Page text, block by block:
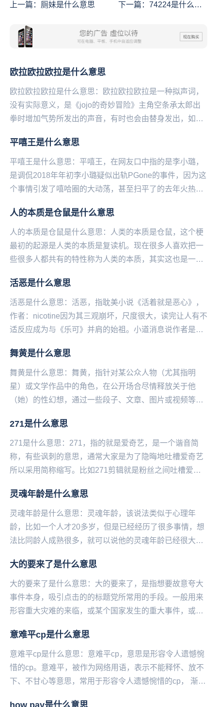
上一篇： 厕妹是什么意思 下一篇：74224是什么意
欧拉欧拉欧拉是什么意思
欧拉欧拉欧拉是什么意思：欧拉欧拉欧拉是一种拟声词，
没有实际意义，是《jojo的奇妙冒险》主角空条承太郎出
拳时增加气势所发出的声音，有时也会由替身发出，如白
平嘻王是什么意思
平嘻王是什么意思：平嘻王，在网友口中指的是李小璐，
是调侃2018年年初李小璐疑似出轨PGone的事件，因为这
个事情引发了嘻哈圈的大动荡，甚至扫平了的去年火热的
人的本质是仓鼠是什么意思
人的本质是仓鼠是什么意思：人类的本质是仓鼠，这个梗
最初的起源是人类的本质是复读机。现在很多人喜欢把一
些很多人都共有的特性称为人类的本质，其实这也是一种
活恶是什么意思
活恶是什么意思：活恶，指耽美小说《活着就是恶心》，
作者：nicotine因为其三观崩坏‌‌‌‌‌‌‌‌‌‌，尺度很大，读完让人有不
适反应成为与《乐可》并肩的始祖。小道消息说作者是名
舞黄是什么意思
舞黄是什么意思：舞黄，指针对某公众人物（尤其指明
星）或文学作品中的角色，在公开场合尽情释放关于他
（她）的性幻想，通过一些段子、文章、图片或视频等方
一...
271是什么意思
271是什么意思：271，指的就是爱奇艺，是一个谐音简
称，有些讽刺的意思，通常大家是为了隐晦地吐槽爱奇艺
所以采用简称缩写。比如271剪辑就是粉丝之间吐槽爱奇
灵魂年龄是什么意思
灵魂年龄是什么意思：灵魂年龄，该说法类似于心理年
龄，比如一个人才20多岁，但是已经经历了很多事情，想
法比同龄人成熟很多，就可以说‌‌‌‌‌‌‌‌‌‌‌‌‌他的灵魂年龄已经很大
大的要来了是什么意思
大的要来了是什么意思：大的要来了，是指想要故意夸大
事件本身，吸引点击的的标题党所常用的手段。一般用来
形容重大灾难的来临，或某个国家发生的重大事件，或自
意难平cp是什么意思
意难平cp是什么意思：意难平cp，意思是形容令人遗憾惋
惜的cp。意难平，被作为网络用语，表示不能释怀、放不
下、不甘心等意思，常用于形容令人遗憾惋惜的cp， 渐渐